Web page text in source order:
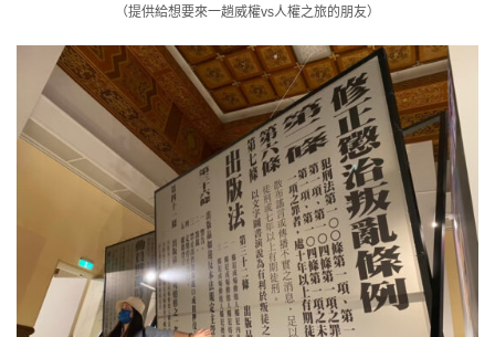
（提供給想要來一趟威權vs人權之旅的朋友）